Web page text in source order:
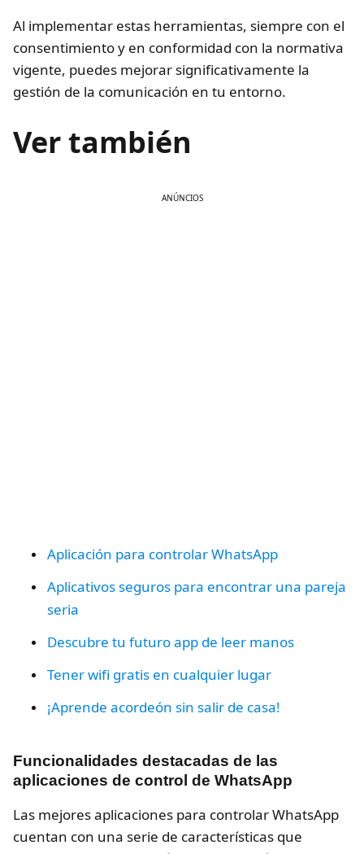
Al implementar estas herramientas, siempre con el
consentimiento y en conformidad con la normativa
vigente, puedes mejorar significativamente la
gestión de la comunicación en tu entorno.
Ver también
ANÚNCIOS
Aplicación para controlar WhatsApp
Aplicativos seguros para encontrar una pareja
seria
Descubre tu futuro app de leer manos
Tener wifi gratis en cualquier lugar
¡Aprende acordeón sin salir de casa!
Funcionalidades destacadas de las
aplicaciones de control de WhatsApp
Las mejores aplicaciones para controlar WhatsApp
cuentan con una serie de características que